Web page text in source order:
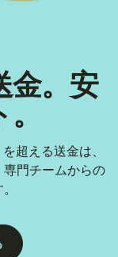
金。安
超える送金は、
門チームからの